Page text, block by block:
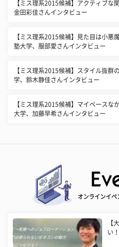
【ミス理系2015候補】アクティブな
金田彩佳さんインタビュー
【ミス理系2015候補】見た目は小悪
塾大学、服部愛さんインタビュー
【ミス理系2015候補】スタイル抜群
学、鈴木静佳さんインタビュー
【ミス理系2015候補】マイペースな
大学、加藤早希さんインタビュー
オンラインイベ
【
い